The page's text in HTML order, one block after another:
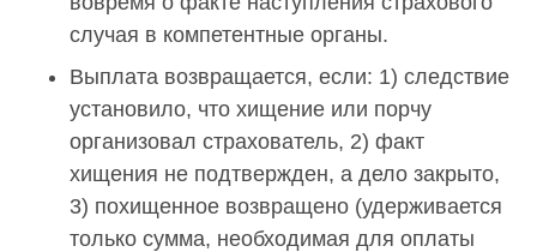
случая в компетентные органы.
Выплата возвращается, если: 1) следствие
установило, что хищение или порчу
организовал страхователь, 2) факт
хищения не подтвержден, а дело закрыто,
3) похищенное возвращено (удерживается
только сумма, необходимая для оплаты